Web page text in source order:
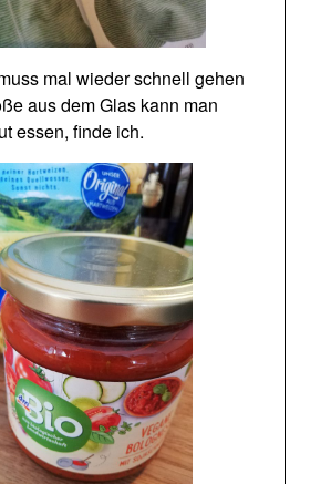
mal wieder schnell gehen
aus dem Glas kann man
essen, finde ich.